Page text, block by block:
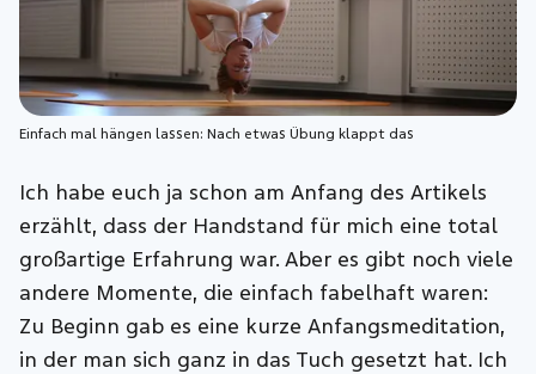
Einfach mal hängen lassen: Nach etwas Übung klappt das
Ich habe euch ja schon am Anfang des Artikels
erzählt, dass der Handstand für mich eine total
großartige Erfahrung war. Aber es gibt noch viele
andere Momente, die einfach fabelhaft waren:
Zu Beginn gab es eine kurze Anfangsmeditation,
in der man sich ganz in das Tuch gesetzt hat. Ich